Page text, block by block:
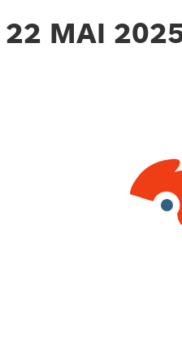
22 MAI